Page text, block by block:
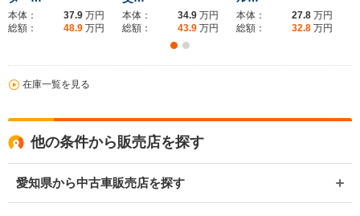
本体： 37.9 万円
総額：
48.9 万円
本体： 34.9 万円
総額：
43.9 万円
本体： 27.8 万円
総額：
32.8 万円
在庫一覧を見る
他の条件から販売店を探す
愛知県から中古車販売店を探す